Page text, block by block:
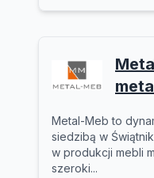
Metal-Meb to
siedzibą w
w produkcji mebli
szeroki...